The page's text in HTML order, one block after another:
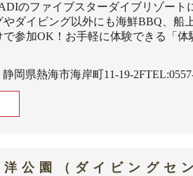
のファイブスターダイブリゾート
やダイビング以外にも海鮮BBQ、船
で参加OK！お手軽に体験できる「
岡県熱海市海岸町11-19-2F
公園（ダイビングセ